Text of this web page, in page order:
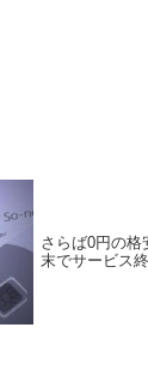
さらば0円の格
末でサービス